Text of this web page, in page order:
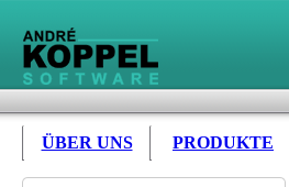
ÜBER UNS PRODUKTE